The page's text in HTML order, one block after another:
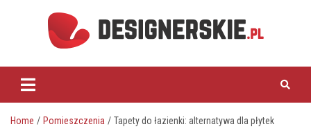
designerskie.pl
Home Pomieszczenia Tapety do łazienki: alternatywa dla płytek